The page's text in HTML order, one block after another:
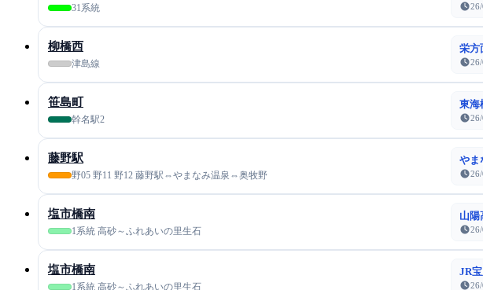
31系統
柳橋西
津島線
栄方
笹島町
幹名駅2
東海
藤野駅
野05 野11 野12 藤野駅⇔やまなみ温泉⇔奥牧野
やま
塩市橋南
1系統 高砂～ふれあいの里生石
山陽
塩市橋南
1系統 高砂～ふれあいの里生石
JR